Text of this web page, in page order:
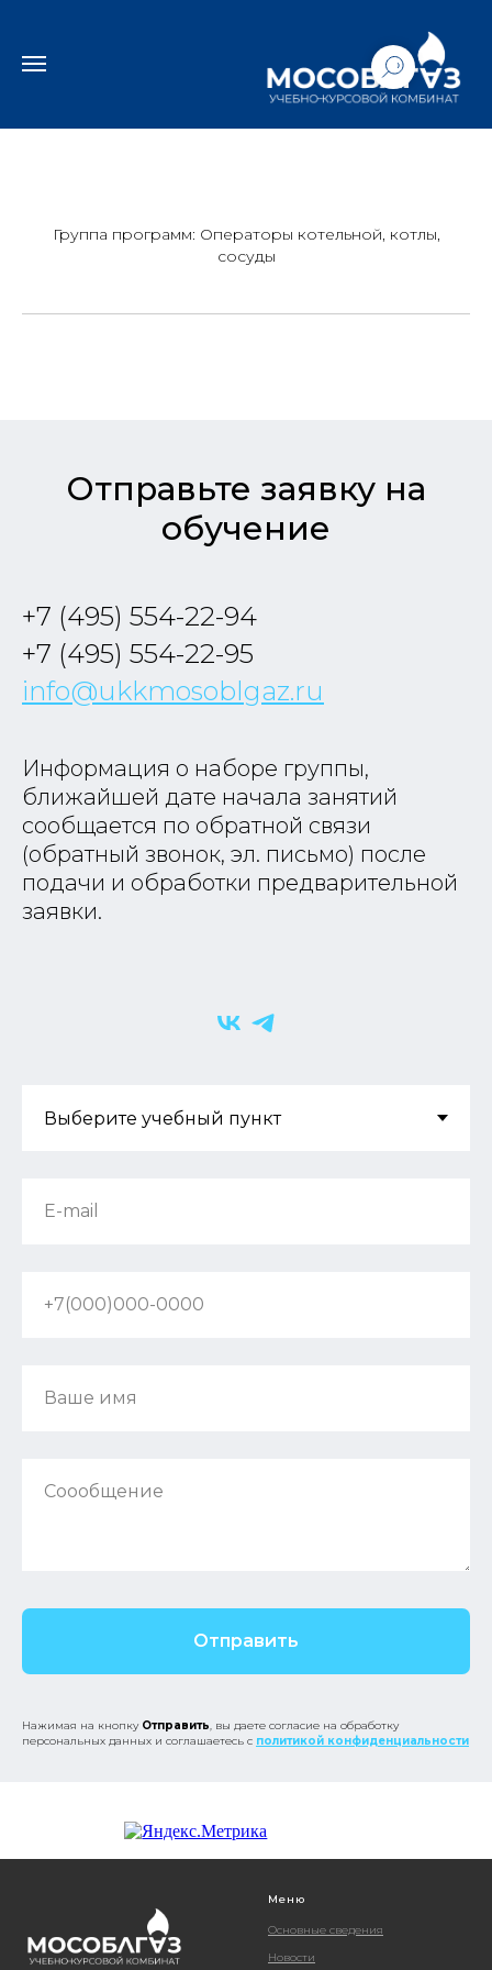
Группа программ: Операторы котельной, котлы,
сосуды
Отправьте заявку на
обучение
+7 (495) 554-22-94
+7 (495) 554-22-95
info@ukkmosoblgaz.ru
Информация о наборе группы,
ближайшей дате начала занятий
сообщается по обратной связи
(обратный звонок, эл. письмо) после
подачи и обработки предварительной
заявки.
E-mail
+7(000)000-0000
Ваше имя
Соообщение
Отправить
Нажимая на кнопку Отправить , вы даете согласие на обработку
персональных данных и соглашаетесь с политикой конфиденциальности
Меню
Основные сведения
Новости